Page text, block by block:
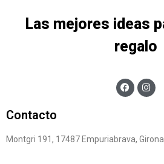
Las mejores ideas
regalo
Contacto
Montgri 191, 17487 Empuriabrava, Girona